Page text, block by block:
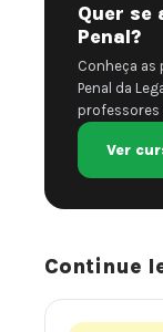
Quer se
Penal?
Conheça as
Penal da
professores
Ver
Continue